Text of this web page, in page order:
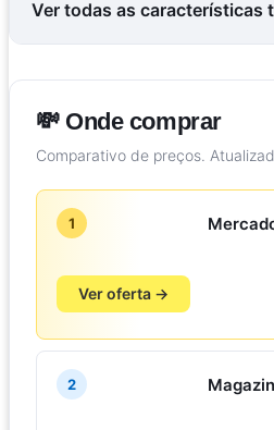
Ver todas as características
💸 Onde comprar
Comparativo de preços.
1
Ver oferta →
2